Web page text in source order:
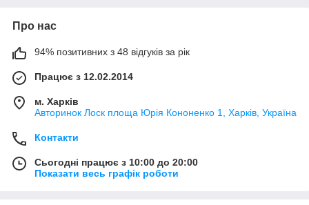
Про нас
94% позитивних з 48 відгуків за рік
Працює з 12.02.2014
м. Харків
Авторинок Лоск площа Юрія Кононенко 1, Харків, Україна
Контакти
Сьогодні працює з 10:00 до 20:00
Показати весь графік роботи